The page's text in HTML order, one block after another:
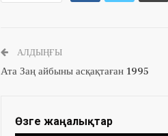
АЛДЫҢҒЫ
Ата Заң айбыны асқақтаған 1995
Өзге жаңалықтар